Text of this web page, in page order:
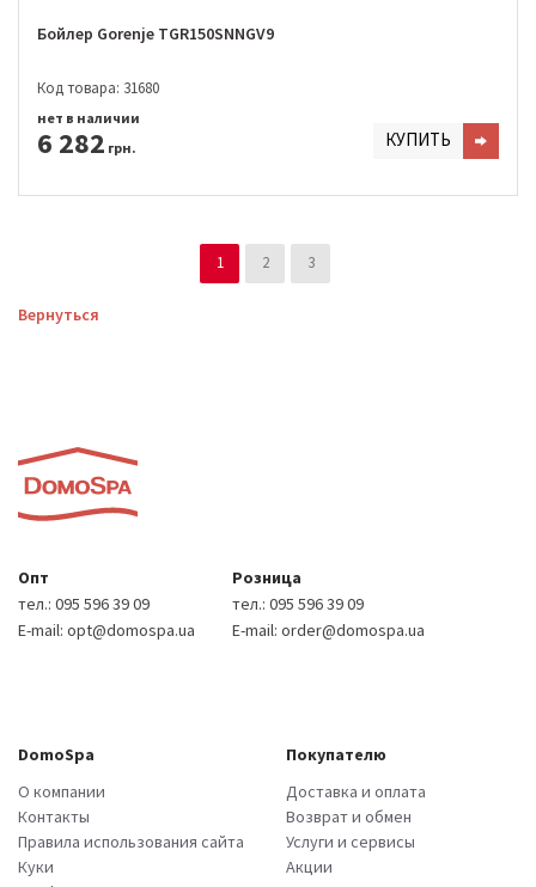
Бойлер Gorenje TGR150SNNGV9
Код товара: 31680
6 282 грн.
нет в наличии
КУПИТЬ
1 2 3
Вернуться
Опт
тел.: 095 596 39 09
E-mail: opt@domospa.ua
Розница
тел.: 095 596 39 09
E-mail: order@domospa.ua
DomoSpa
О компании
Контакты
Правила использования сайта
Куки
Покупателю
Доставка и оплата
Возврат и обмен
Услуги и сервисы
Акции